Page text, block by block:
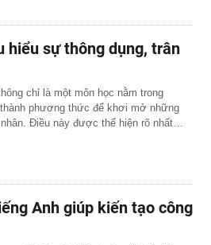
hiểu sự thông dụng, trân
chỉ là một môn học nằm trong
phương thức để khơi mở những
Điều này được thể hiện rõ nhất…
Anh giúp kiến tạo công